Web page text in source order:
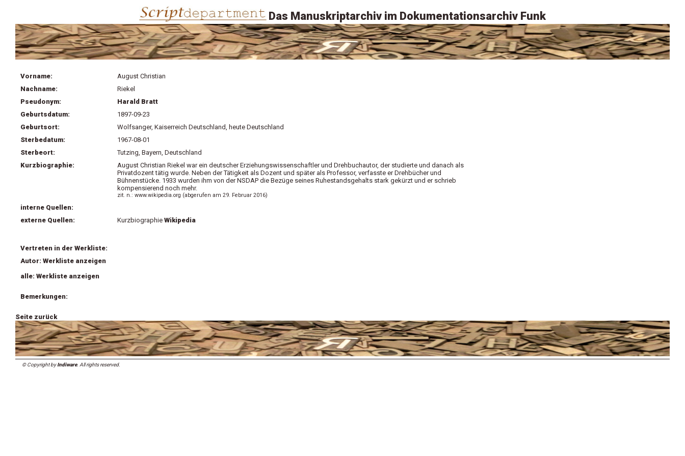
Das Manuskriptarchiv im Dokumentationsarchiv Funk
Vorname:
August Christian
Nachname:
Riekel
Pseudonym:
Harald Bratt
Geburtsdatum:
1897-09-23
Geburtsort:
Wolfsanger, Kaiserreich Deutschland, heute Deutschland
Sterbedatum:
1967-08-01
Sterbeort:
Tutzing, Bayern, Deutschland
Kurzbiographie:
August Christian Riekel war ein deutscher Erziehungswissenschaftler und Drehbuchautor, der studierte und danach als
Privatdozent tätig wurde. Neben der Tätigkeit als Dozent und später als Professor, verfasste er Drehbücher und
Bühnenstücke. 1933 wurden ihm von der NSDAP die Bezüge seines Ruhestandsgehalts stark gekürzt und er schrieb
kompensierend noch mehr.
zit. n.: www.wikipedia.org (abgerufen am 29. Februar 2016)
interne Quellen:
externe Quellen:
Kurzbiographie Wikipedia
Vertreten in der Werkliste:
Autor: Werkliste anzeigen
alle: Werkliste anzeigen
Bemerkungen:
Seite zurück
© Copyright byIndiware. All rights reserved.